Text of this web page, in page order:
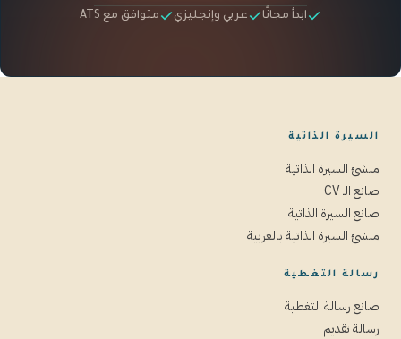
ابدأ مجانًا عربي وإنجليزي متوافق مع ATS
السيرة الذاتية
منشئ السيرة الذاتية
صانع الـ CV
صانع السيرة الذاتية
منشئ السيرة الذاتية بالعربية
رسالة التغطية
صانع رسالة التغطية
رسالة تقديم